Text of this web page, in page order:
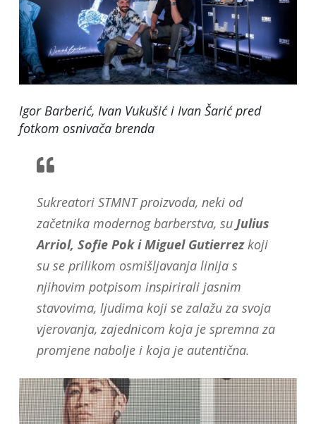
Igor Barberić, Ivan Vukušić i Ivan Šarić pred
fotkom osnivača brenda
Sukreatori STMNT proizvoda, neki od
začetnika modernog barberstva, su Julius
Arriol, Sofie Pok i Miguel Gutierrezkoji
su se prilikom osmišljavanja linija s
njihovim potpisom inspirirali jasnim
stavovima, ljudima koji se zalažu za svoja
vjerovanja, zajednicom koja je spremna za
promjene nabolje i koja je autentična.